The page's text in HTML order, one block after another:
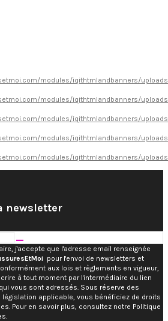
newsletter
j'accepte que l'adresse email renseignée
pour l'envoi de newsletters et
aux lois et règlements en vigueur,
à tout moment par l'intermédiaire du lien
vous sont adressés. Sous réserve des
applicable, vous bénéficiez de droits
Pour en savoir plus, consultez notre Politique